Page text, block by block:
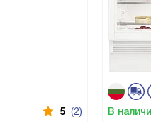
5 (2) В